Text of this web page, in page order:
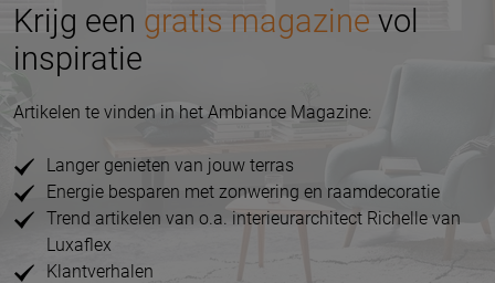
Krijg een gratis magazine vol
inspiratie
Artikelen te vinden in het Ambiance Magazine:
Langer genieten van jouw terras
Energie besparen met zonwering en raamdecoratie
Trend artikelen van o.a. interieurarchitect Richelle van
Luxaflex
Klantverhalen